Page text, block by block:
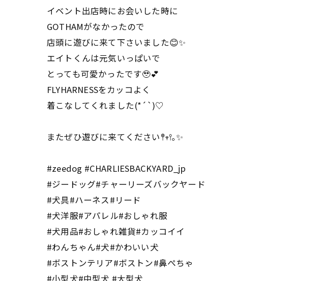
イベント出店時にお会いした時に
GOTHAMがなかったので
店頭に遊びに来て下さいました😊✨
エイトくんは元気いっぱいで
とっても可愛かったです🥹💕
FLYHARNESSをカッコよく
着こなしてくれました(*´`)♡
またぜひ遊びに来てください𖤣𖥧𖥣｡✨
#zeedog #CHARLIESBACKYARD_jp
#ジードッグ#チャーリーズバックヤード
#犬具#ハーネス#リード
#犬洋服#アパレル#おしゃれ服
#犬用品#おしゃれ雑貨#カッコイイ
#わんちゃん#犬#かわいい犬
#ボストンテリア#ボストン#鼻ぺちゃ
#小型犬#中型犬 #大型犬